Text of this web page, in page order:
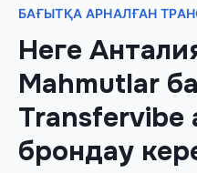
БАҒЫТҚА АРНАЛҒАН
Неге
Mahmutlar
Transfervibe
брондау